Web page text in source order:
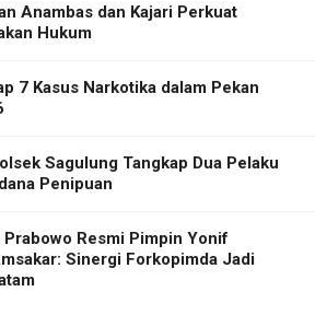
Anambas dan Kajari Perkuat
Hukum
7 Kasus Narkotika dalam Pekan
Sagulung Tangkap Dua Pelaku
Penipuan
Resmi Pimpin Yonif
Sinergi Forkopimda Jadi